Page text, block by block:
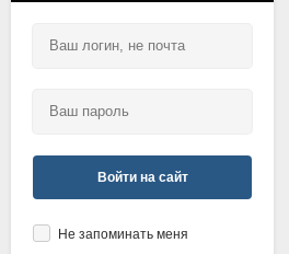
Войти на сайт
Не запоминать меня